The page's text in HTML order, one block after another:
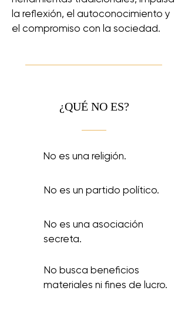
la reflexión, el autoconocimiento y
el compromiso con la sociedad.
¿QUÉ NO ES?
No es una religión.
No es un partido político.
No es una asociación
secreta.
No busca beneficios
materiales ni fines de lucro.